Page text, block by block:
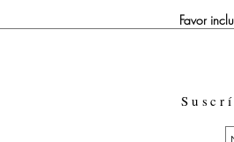
Favor